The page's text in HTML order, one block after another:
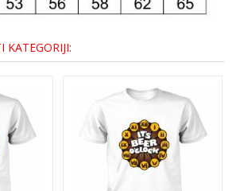
KATEGORIJI: